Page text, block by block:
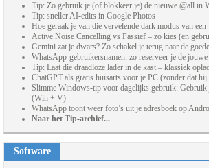
Tip: Zo gebruik je (of blokkeer je) de nieuwe @all in
Tip: sneller AI-edits in Google Photos
Hoe geraak je van die vervelende dark modus van een
Active Noise Cancelling vs Passief – zo kies (en
Gemini zat je dwars? Zo schakel je terug naar de
WhatsApp-gebruikersnamen: zo reserveer je de
Tip: Laat die draadloze lader in de kast – klassiek
ChatGPT als gratis huisarts voor je PC (zonder dat
Slimme Windows-tip voor dagelijks gebruik: Gebruik
(Win + V)
WhatsApp toont weer foto’s uit je adresboek op
Naar het Tip-archief...
Software